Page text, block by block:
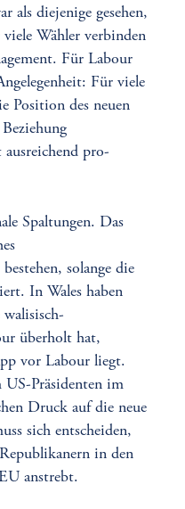
als diejenige gesehen,
Wähler verbinden
Für Labour
Für viele
Position des neuen
pro-
Spaltungen. Das
solange die
In Wales haben
walisisch-
überholt hat,
vor Labour liegt.
Präsidenten im
Druck auf die neue
sich entscheiden,
in den
anstrebt.